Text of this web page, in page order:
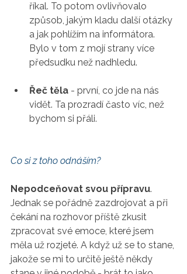
říkal. To potom ovlivňovalo
způsob, jakým kladu další otázky
a jak pohlížím na informátora.
Bylo v tom z mojí strany více
předsudku než nadhledu.
Řeč těla - první, co jde na nás
vidět. Ta prozradí často víc, než
bychom si přáli.
Co si z toho odnáším?
Nepodceňovat svou přípravu.
Jednak se pořádně zazdrojovat a při
čekání na rozhovor příště zkusit
zpracovat své emoce, které jsem
měla už rozjeté. A když už se to stane,
jakože se mi to určitě ještě někdy